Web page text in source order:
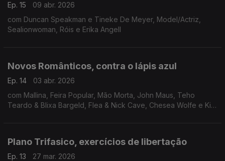
Ep. 15
09 abr. 2026
com Duncan Speakman e Tineke De Meyer, Model/Actriz,
Sealionwoman, Róis e Erika Angell
Novos Românticos, contra o lápis azul
Ep. 14
03 abr. 2026
com Mallina, Feira Popular, Mão Morta, John Maus, Teho
Teardo & Blixa Bargeld, Flea & Nick Cave, Chesea Wolfe e Kim
Plano Trifasico, exercícios de libertação
Ep. 13
27 mar. 2026